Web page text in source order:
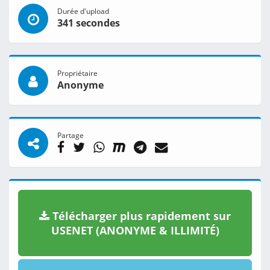
Durée d'upload
341 secondes
Propriétaire
Anonyme
Partage
Télécharger plus rapidement sur
USENET (ANONYME & ILLIMITÉ)